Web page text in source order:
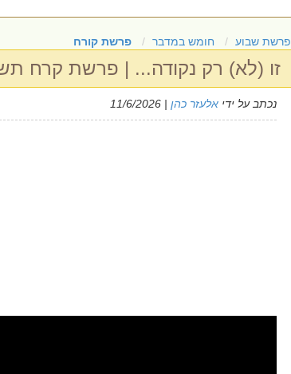
פרשת שבוע חומש במדבר פרשת קורח
זו (לא) רק נקודה... | פרשת קרח
נכתב על ידי אלעזר כהן | 11/6/2026